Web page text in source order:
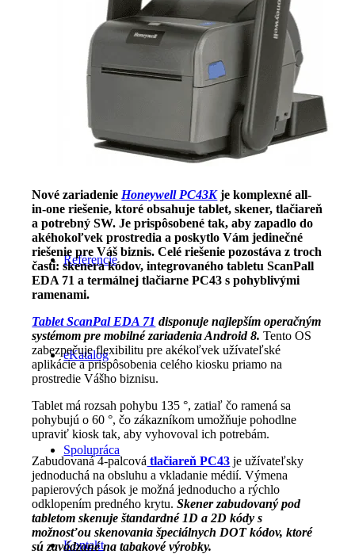
Služby
Referencie
eKatalog
Spolupráca
Kontakt
Nové zariadenie Honeywell PC43Kje komplexné all-
in-one riešenie, ktoré obsahuje tablet, skener, tlačiareň
a potrebný SW. Je prispôsobené tak, aby zapadlo do
akéhokoľvek prostredia a poskytlo Vám jedinečné
riešenie pre Váš biznis. Celé riešenie pozostáva z troch
častí: skenera kódov, integrovaného tabletu ScanPall
EDA 71 a termálnej tlačiarne PC43 s pohyblivými
ramenami.
Tablet ScanPal EDA 71 disponuje najlepším operačným
systémom pre mobilné zariadenia Android 8. Tento OS
zabezpečuje flexibilitu pre akékoľvek užívateľské
aplikácie a prispôsobenia celého kiosku priamo na
prostredie Vášho biznisu.
Tablet má rozsah pohybu 135 °, zatiaľ čo ramená sa
pohybujú o 60 °, čo zákazníkom umožňuje pohodlne
upraviť kiosk tak, aby vyhovoval ich potrebám.
Zabudovaná 4-palcová tlačiareň PC43 je užívateľsky
jednoduchá na obsluhu a vkladanie médií. Výmena
papierových pások je možná jednoducho a rýchlo
odklopením predného krytu.Skener zabudovaný pod
tabletom skenuje štandardné 1D a 2D kódy s
možnosťou skenovania špeciálnych DOT kódov, ktoré
sú zavádzané na tabakové výrobky.